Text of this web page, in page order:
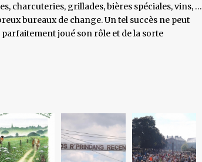
charcuteries, grillades, bières spéciales, vins, …
bureaux de change. Un tel succès ne peut
joué son rôle et de la sorte